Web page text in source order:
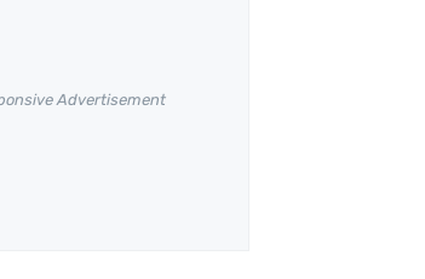
Advertisement